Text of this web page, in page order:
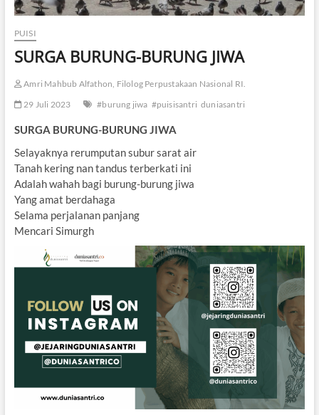
PUISI
SURGA BURUNG-BURUNG JIWA
Amri Mahbub Alfathon, Filolog Perpustakaan Nasional RI.
29 Juli 2023
#burung jiwa #puisisantri duniasantri
SURGA BURUNG-BURUNG JIWA
Selayaknya rerumputan subur sarat air
Tanah kering nan tandus terberkati ini
Adalah wahah bagi burung-burung jiwa
Yang amat berdahaga
Selama perjalanan panjang
Mencari Simurgh